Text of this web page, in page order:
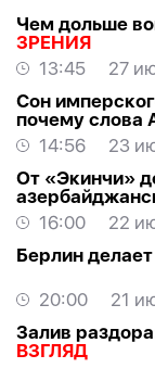
Чем дольше
ЗРЕНИЯ
13:45
27
Сон
почему слова
российских
14:56
23
От «Экинчи»
16:00
22
Берлин
20:00
21
Залив
ВЗГЛЯД